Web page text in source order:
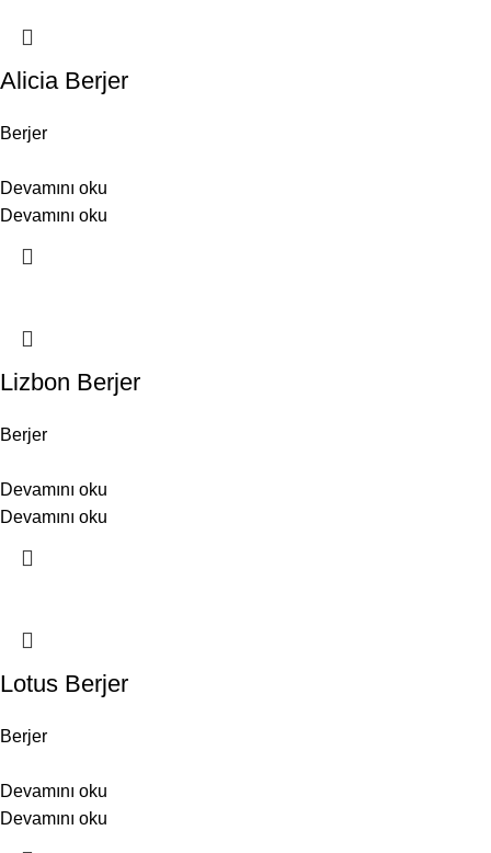
Alicia Berjer
Berjer
Devamını oku
Devamını oku
Lizbon Berjer
Berjer
Devamını oku
Devamını oku
Lotus Berjer
Berjer
Devamını oku
Devamını oku